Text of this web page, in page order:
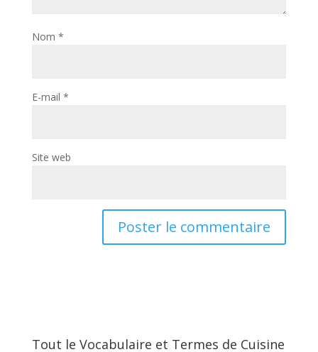
Nom *
E-mail *
Site web
Tout le Vocabulaire et Termes de Cuisine